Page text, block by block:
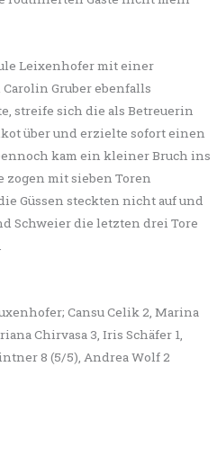
Leixenhofer mit einer
Gruber ebenfalls
streife sich die als Betreuerin
über und erzielte sofort einen
kam ein kleiner Bruch ins
zogen mit sieben Toren
Güssen steckten nicht auf und
Schweier die letzten drei Tore
Cansu Celik 2, Marina
Chirvasa 3, Iris Schäfer 1,
8 (5/5), Andrea Wolf 2